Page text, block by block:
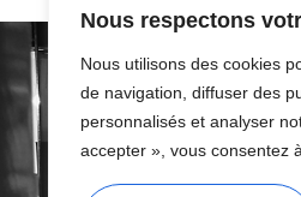
Nous respectons
Nous utilisons des cookies
de navigation, diffuser des
personnalisés et analyser
accepter », vous consentez